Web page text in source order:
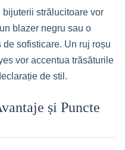
strălucitoare vor
blazer negru sau o
sofisticare. Un ruj roșu
vor accentua trăsăturile
de stil.
și Puncte